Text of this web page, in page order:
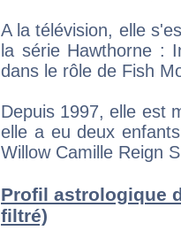
A la télévision, elle
la série Hawthorne :
dans le rôle de Fish
Depuis 1997, elle est
elle a eu deux
Willow Camille Reign
Profil astrologique
filtré)